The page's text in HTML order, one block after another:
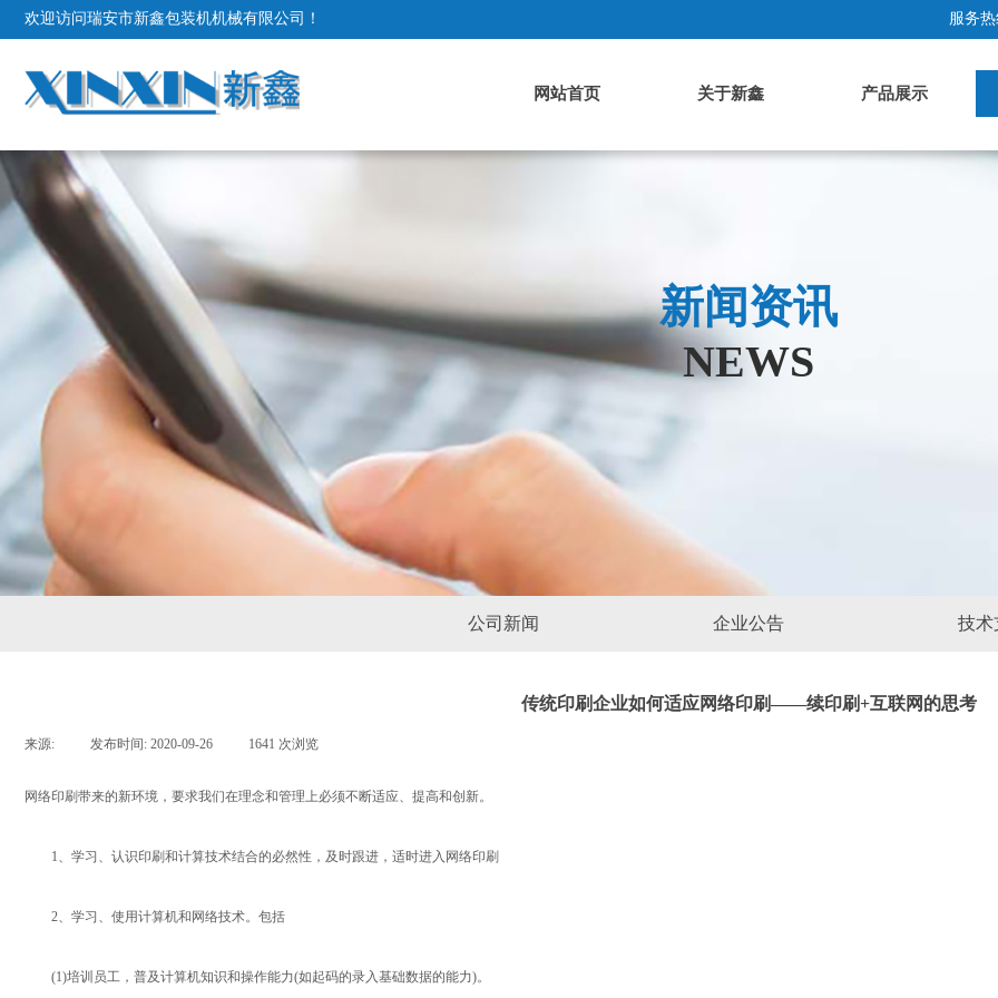
欢迎访问瑞安市新鑫包装机机械有限公司！ 服务热
网站首页 关于新鑫 产品展示
NEWS
新闻资讯
公司新闻 企业公告 技术
传统印刷企业如何适应网络印刷——续印刷+互联网的思考
来源: 发布时间: 2020-09-26 1641 次浏览
网络印刷带来的新环境，要求我们在理念和管理上必须不断适应、提高和创新。
1、学习、认识印刷和计算技术结合的必然性，及时跟进，适时进入网络印刷
2、学习、使用计算机和网络技术。包括
(1)培训员工，普及计算机知识和操作能力(如起码的录入基础数据的能力)。